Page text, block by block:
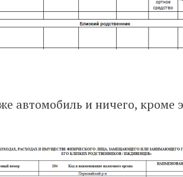
автомобиль и ничего, кроме